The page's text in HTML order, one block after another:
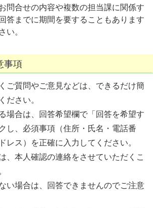
問合せの内容や複数の担当課に関係す
答までに期間を要することもあります
い。
事項
ご質問やご意見などは、できるだけ簡
ださい。
場合は、回答希望欄で「回答を希望す
し、必須事項（住所・氏名・電話番
レス）を正確に入力してください。
、本人確認の連絡をさせていただくこ
い場合は、回答できませんのでご注意